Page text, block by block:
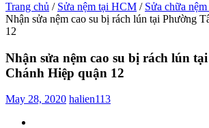
Trang chủ / Sửa nệm tại HCM / Sửa chữa
Nhận sửa nệm cao su bị rách lún tại Phường
12
Nhận sửa nệm cao su bị rách lún
Chánh Hiệp quận 12
May 28, 2020 halien113